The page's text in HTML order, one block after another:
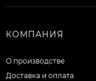
КОМПАНИЯ
О производстве
Доставка и оплата